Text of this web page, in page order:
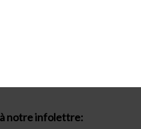
notre infolettre: